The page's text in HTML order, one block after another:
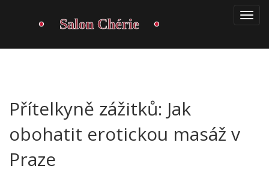
Přítelkyně zážitků: Jak
obohatit erotickou masáž v
Praze